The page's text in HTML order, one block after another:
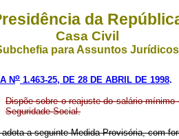
da
Casa Civil
para Assuntos Jurídicos
No 1.463-25, DE 28 DE ABRIL DE 1998.
Dispõe sobre o reajuste do salário
Seguridade Social.
a seguinte Medida Provisória, com